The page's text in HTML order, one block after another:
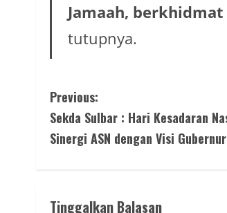
Jamaah,
tutupnya.
C
o
Previous:
Sekda Sulbar : Hari Kesadaran
Sinergi ASN dengan Visi
Tinggalkan Balasan